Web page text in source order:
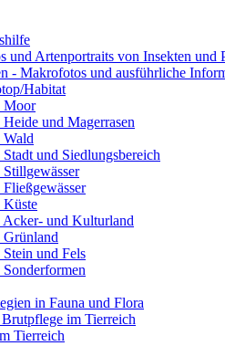
und Artenportraits von Insekten und
- Makrofotos und ausführliche
Habitat
Moor
und Magerrasen
Wald
und Siedlungsbereich
Küste
Acker- und Kulturland
Grünland
und Fels
in Fauna und Flora
im Tierreich
Tierreich